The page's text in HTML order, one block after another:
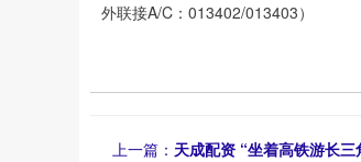
外联接A/C：013402/013403）
上一篇： 天成配资 “坐着高铁游长